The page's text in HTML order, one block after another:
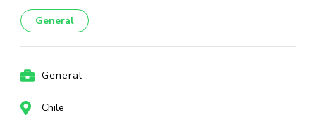
General
General
Chile